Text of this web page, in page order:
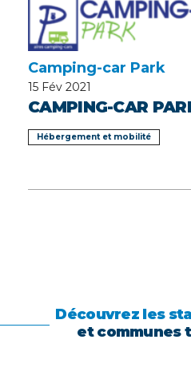
Camping-car Park
15 Fév 2021
CAMPING-CAR
Hébergement et mobilité
Découvrez les
et communes